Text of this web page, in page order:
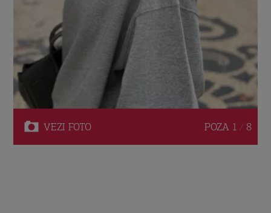
VEZI FOTO POZA 1 / 8